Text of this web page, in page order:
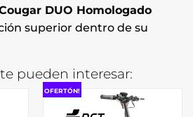
DUO Homologado
superior dentro de su
pueden interesar:
OFERTÓN!